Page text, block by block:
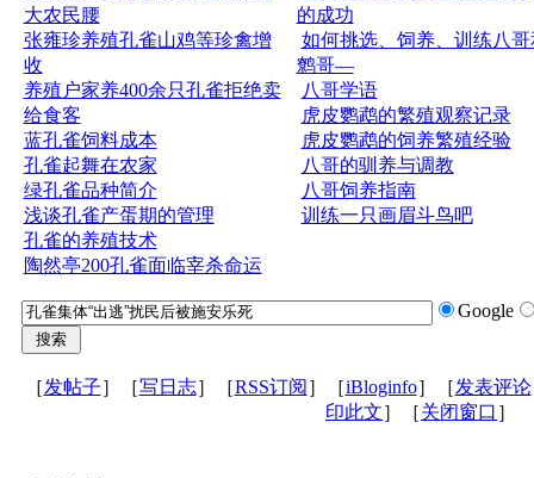
大农民腰
张雍珍养殖孔雀山鸡等珍禽增
收
养殖户家养400余只孔雀拒绝卖
给食客
蓝孔雀饲料成本
孔雀起舞在农家
绿孔雀品种简介
浅谈孔雀产蛋期的管理
孔雀的养殖技术
陶然亭200孔雀面临宰杀命运
的成功
如何挑选、饲养、训练八哥
鹩哥—
八哥学语
虎皮鹦鹉的繁殖观察记录
虎皮鹦鹉的饲养繁殖经验
八哥的驯养与调教
八哥饲养指南
训练一只画眉斗鸟吧
Google
［发帖子］［写日志］［RSS订阅 ］［iBloginfo］［发表评论
印此文］［关闭窗口 ］